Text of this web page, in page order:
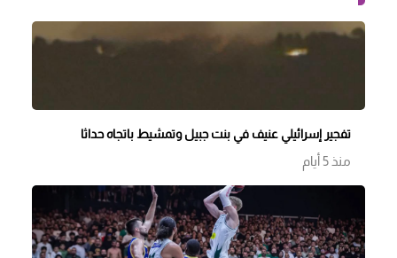
تفجير إسرائيلي عنيف في بنت جبيل وتمشيط باتجاه حداثا
منذ 5 أيام